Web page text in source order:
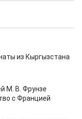
из Кыргызстана
М. В. Фрунзе
с Францией